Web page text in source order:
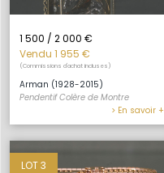
1 500 / 2 000 €
Vendu 1 955 €
(Commissions d'achat incluses)
Arman (1928-2015)
Pendentif Colère de Montre
> En savoir +
LOT 3